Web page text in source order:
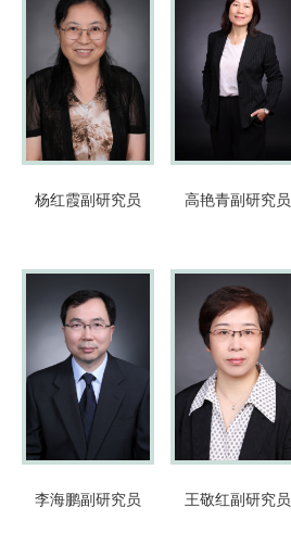
杨红霞副研究员 高艳青副研究员
李海鹏副研究员 王敬红副研究员